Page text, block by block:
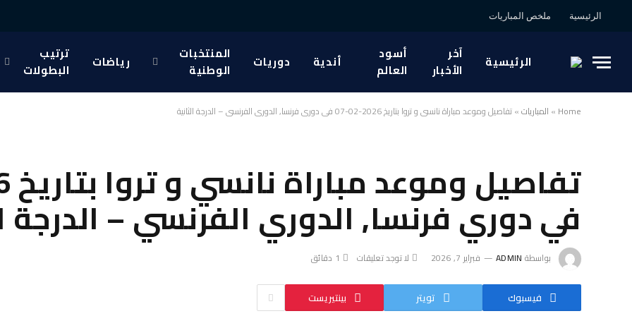
الرئيسية ملخص المباريات
الرئيسية
آخر
الأخبار
أسود
العالم
أندية دوريات
المنتخبات
الوطنية
رياضات
ترتيب
البطولات
Home
» المباريات»تفاصيل وموعد مباراة نانسي و تروا بتاريخ 2026-02-07 في دوري فرنسا, الدوري الفرنسي – الدرجة الثانية
في دوري فرنسا, الدوري الفرنسي – الدرجة
بواسطة ADMIN فبراير 7, 2026 لا توجد تعليقات 1 دقائق
فيسبوك تويتر بينتيريست